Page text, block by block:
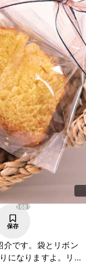
1681
保存
介です。袋とリボン
になりますよ。リボ